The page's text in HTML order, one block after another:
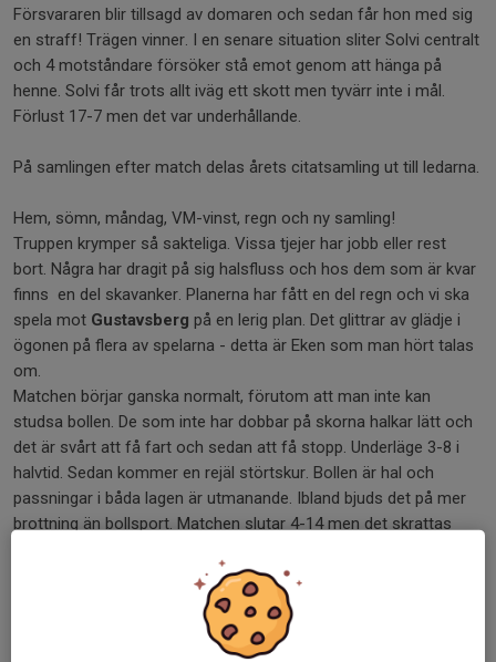
Försvararen blir tillsagd av domaren och sedan får hon med sig
en straff! Trägen vinner. I en senare situation sliter Solvi centralt
och 4 motståndare försöker stå emot genom att hänga på
henne. Solvi får trots allt iväg ett skott men tyvärr inte i mål.
Förlust 17-7 men det var underhållande.
På samlingen efter match delas årets citatsamling ut till ledarna.
Hem, sömn, måndag, VM-vinst, regn och ny samling!
Truppen krymper så sakteliga. Vissa tjejer har jobb eller rest
bort. Några har dragit på sig halsfluss och hos dem som är kvar
finns en del skavanker. Planerna har fått en del regn och vi ska
spela mot Gustavsberg på en lerig plan. Det glittrar av glädje i
ögonen på flera av spelarna - detta är Eken som man hört talas
om.
Matchen börjar ganska normalt, förutom att man inte kan
studsa bollen. De som inte har dobbar på skorna halkar lätt och
det är svårt att få fart och sedan att få stopp. Underläge 3-8 i
halvtid. Sedan kommer en rejäl störtskur. Bollen är hal och
passningar i båda lagen är utmanande. Ibland bjuds det på mer
brottning än bollsport. Matchen slutar 4-14 men det skrattas
lagbild tillsammans med Gustavsberg.
Säsongens och cupens sista match blir ett returmöte mot
. Trots att det är kyligt och blött så är humöret på topp.